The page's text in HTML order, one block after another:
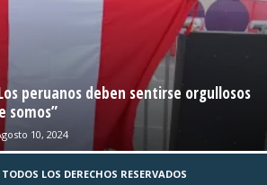
peruanos deben sentirse orgullosos
somos”
10, 2024
LOS DERECHOS RESERVADOS